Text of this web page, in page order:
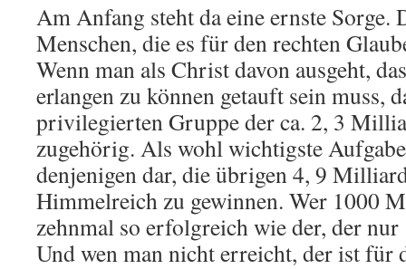
Am Anfang steht da eine ernste Sorge.
Menschen, die es für den rechten
Wenn man als Christ davon ausgeht,
erlangen zu können getauft sein muss,
privilegierten Gruppe der ca. 2, 3
zugehörig. Als wohl wichtigste
denjenigen dar, die übrigen 4, 9
Himmelreich zu gewinnen. Wer 1000
zehnmal so erfolgreich wie der, der
Und wen man nicht erreicht, der ist für